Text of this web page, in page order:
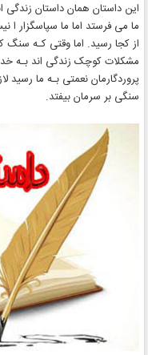
این داستان همان داستان زندگی
ما می فرستد اما ما سپاسگزار ا
از کجا رسید. اما وقتی کـه سنگ
مشکلات کوچک زندگی اند بـه
پروردگارمان نعمتی بـه ما رسید
سنگی بر سرمان بیفتد.